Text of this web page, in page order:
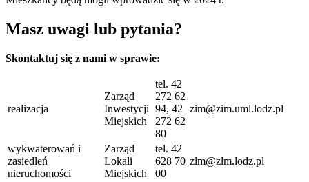
Masz uwagi lub pytania?
Skontaktuj się z nami w sprawie:
realizacja
Zarząd
Inwestycji
Miejskich
tel. 42
272 62
94, 42
272 62
80
zim@zim.uml.lodz.pl
wykwaterowań i
zasiedleń
nieruchomości
Zarząd
Lokali
Miejskich
tel. 42
628 70
00
zlm@zlm.lodz.pl